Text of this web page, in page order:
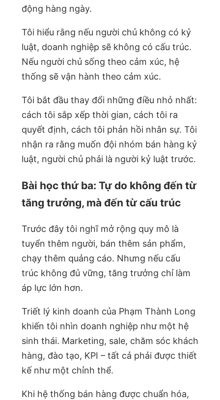
động hàng ngày.
Tôi hiểu rằng nếu người chủ không có kỷ
luật, doanh nghiệp sẽ không có cấu trúc.
Nếu người chủ sống theo cảm xúc, hệ
thống sẽ vận hành theo cảm xúc.
Tôi bắt đầu thay đổi những điều nhỏ nhất:
cách tôi sắp xếp thời gian, cách tôi ra
quyết định, cách tôi phản hồi nhân sự. Tôi
nhận ra rằng muốn đội nhóm bán hàng kỷ
luật, người chủ phải là người kỷ luật trước.
Bài học thứ ba: Tự do không đến từ
tăng trưởng, mà đến từ cấu trúc
Trước đây tôi nghĩ mở rộng quy mô là
tuyển thêm người, bán thêm sản phẩm,
chạy thêm quảng cáo. Nhưng nếu cấu
trúc không đủ vững, tăng trưởng chỉ làm
áp lực lớn hơn.
Triết lý kinh doanh của Phạm Thành Long
khiến tôi nhìn doanh nghiệp như một hệ
sinh thái. Marketing, sale, chăm sóc khách
hàng, đào tạo, KPI – tất cả phải được thiết
kế như một chỉnh thể.
Khi hệ thống bán hàng được chuẩn hóa,